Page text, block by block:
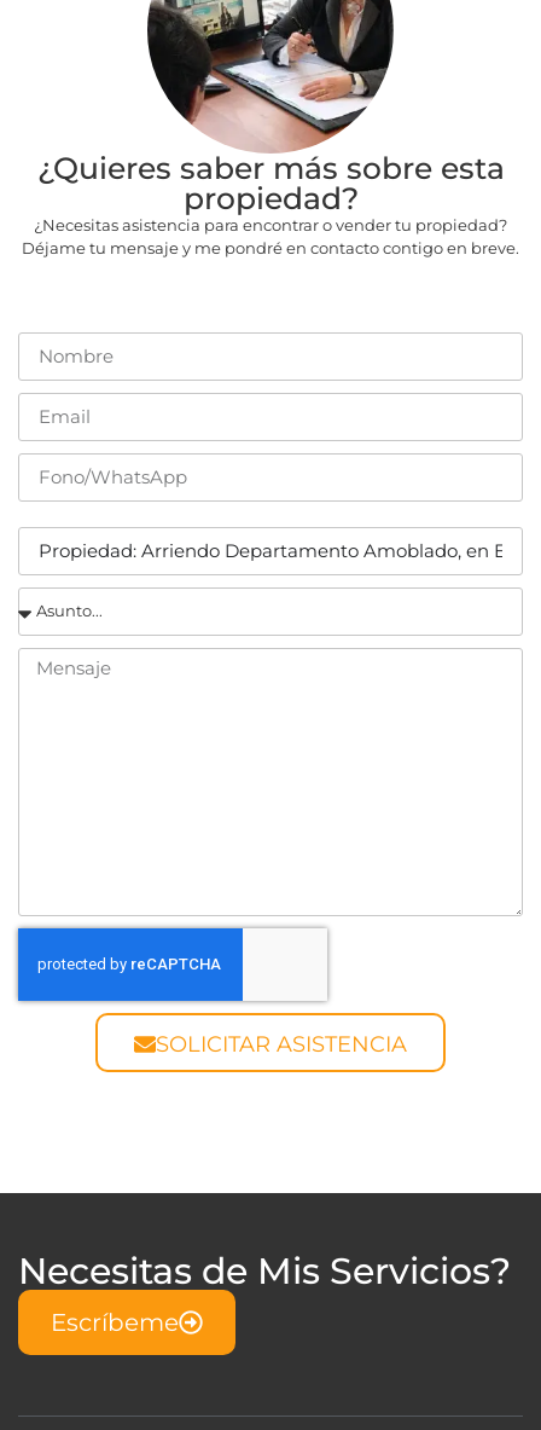
¿Quieres saber más sobre esta
propiedad?
¿Necesitas asistencia para encontrar o vender tu propiedad?
Déjame tu mensaje y me pondré en contacto contigo en breve.
SOLICITAR ASISTENCIA
Necesitas de Mis Servicios?
Escríbeme